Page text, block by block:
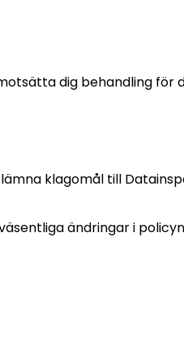
dig behandling för
klagomål till
ändringar i